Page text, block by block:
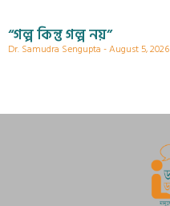
“গল্প কিন্তু গল্প নয়”
Dr. Samudra Sengupta August 5, 2026